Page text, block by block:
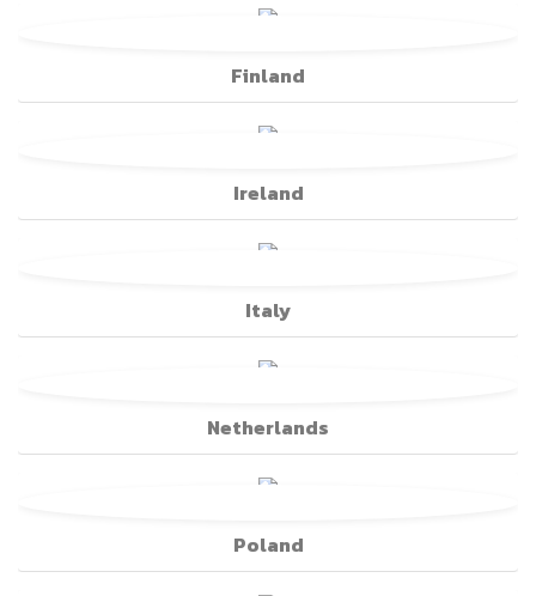
Finland
Ireland
Italy
Netherlands
Poland